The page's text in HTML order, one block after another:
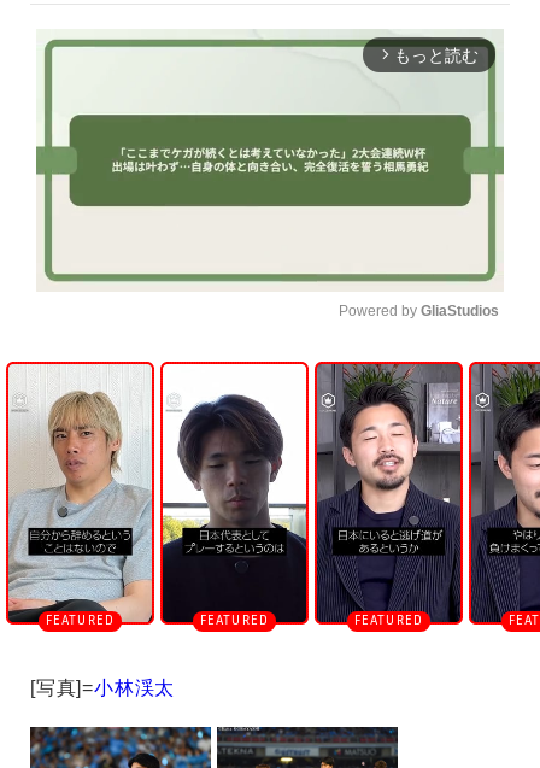
arrow_forward_ios もっと読む
U
n
m
u
t
e
Powered by GliaStudios
[写真]=小林渓太